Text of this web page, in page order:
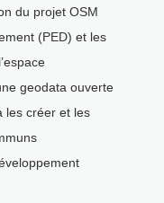
du projet OSM
(PED) et les
geodata ouverte
les créer et les